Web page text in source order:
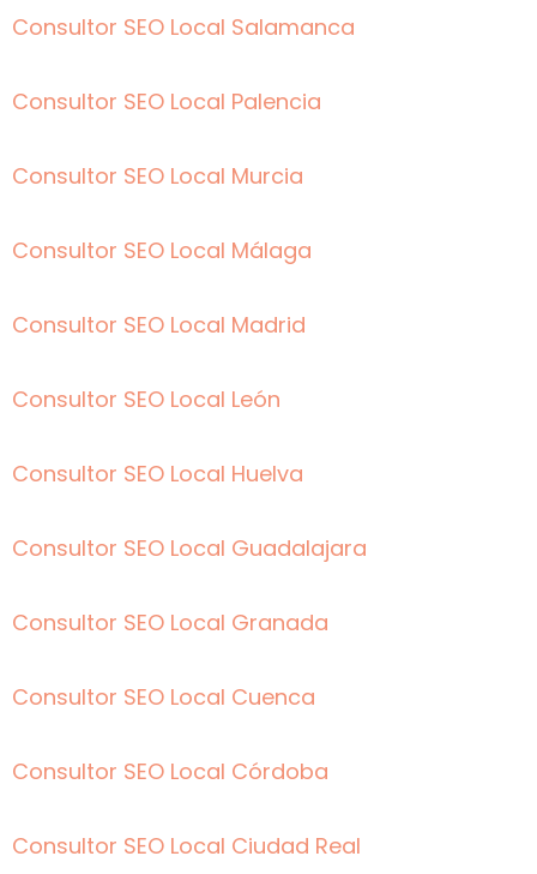
Consultor SEO Local Salamanca
Consultor SEO Local Palencia
Consultor SEO Local Murcia
Consultor SEO Local Málaga
Consultor SEO Local Madrid
Consultor SEO Local León
Consultor SEO Local Huelva
Consultor SEO Local Guadalajara
Consultor SEO Local Granada
Consultor SEO Local Cuenca
Consultor SEO Local Córdoba
Consultor SEO Local Ciudad Real